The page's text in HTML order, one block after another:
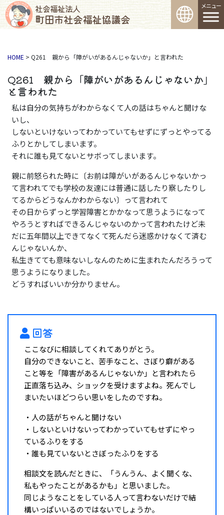
社会福祉法人
町田市社会福祉協議会
コンテンツへスキップ
メインナビゲーション
HOME > Q261 親から「障がいがあるんじゃないか」と言われた
Q261 親から「障がいがあるんじゃないか」
と言われた
私は自分の気持ちがわからなくて人の話はちゃんと聞けな
いし、
しないといけないってわかっていてもせずにずっとやってる
ふりとかしてしまいます。
それに誰も見てないとサボってしまいます。
親に前怒られた時に〔お前は障がいがあるんじゃないかっ
て言われてでも学校の友達には普通に話したり察したりし
てるからどうなんかわからない〕って言われて
その日からずっと学習障害とかかなって思うようになって
やろうとすればできるんじゃないのかって言われたけど未
だに五年間以上できてなくて死んだら迷惑かけなくて済む
んじゃないんか、
私生きてても意味ないしなんのために生まれたんだろうって
思うようになりました。
どうすればいいか分かりません。
回答
ここなびに相談してくれてありがとう。
自分のできないこと、苦手なこと、さぼり癖がある
こと等を「障害があるんじゃないか」と言われたら
正直落ち込み、ショックを受けますよね。死んでし
まいたいほどつらい思いをしたのですね。
・人の話がちゃんと聞けない
・しないといけないってわかっていてもせずにやっ
ているふりをする
・誰も見ていないとさぼったふりをする
相談文を読んだときに、「うんうん、よく聞くな、
私もやったことがあるかも」と思いました。
同じようなことをしている人って言わないだけで結
構いっぱいいるのではないでしょうか。